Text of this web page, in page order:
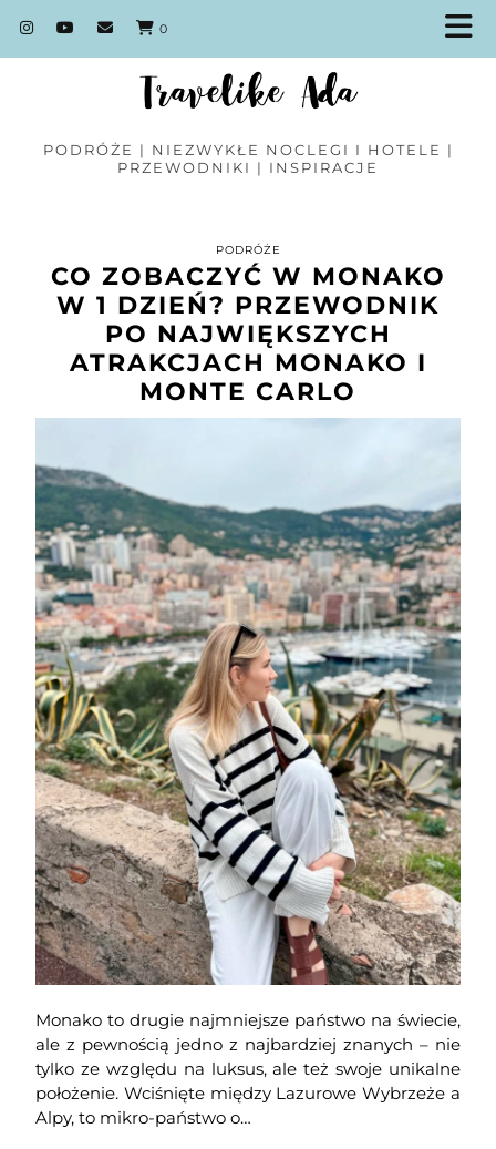
0
PODRÓŻE | NIEZWYKŁE NOCLEGI I HOTELE |
PRZEWODNIKI | INSPIRACJE
PODRÓŻE
CO ZOBACZYĆ W MONAKO
W 1 DZIEŃ? PRZEWODNIK
PO NAJWIĘKSZYCH
ATRAKCJACH MONAKO I
MONTE CARLO
Monako to drugie najmniejsze państwo na świecie,
ale z pewnością jedno z najbardziej znanych – nie
tylko ze względu na luksus, ale też swoje unikalne
położenie. Wciśnięte między Lazurowe Wybrzeże a
Alpy, to mikro-państwo o…